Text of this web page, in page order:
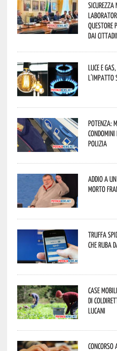
Sicurezza
Questore
dai
Luce e
l’impatto
Potenza:
Polizia
Addio a
morto
Truffa
che ruba
Case
di
lucani
Concorso